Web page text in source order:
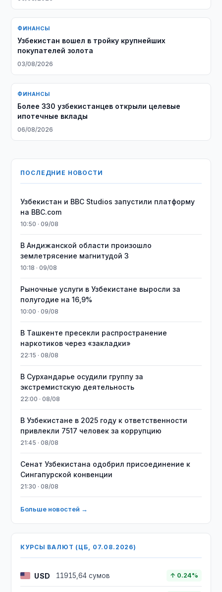
ФИНАНСЫ
Узбекистан вошел в тройку крупнейших
покупателей золота
03/08/2026
ФИНАНСЫ
Более 330 узбекистанцев открыли целевые
ипотечные вклады
06/08/2026
ПОСЛЕДНИЕ НОВОСТИ
Узбекистан и BBC Studios запустили платформу
на BBC.com
10:50 · 09/08
В Андижанской области произошло
землетрясение магнитудой 3
10:18 · 09/08
Рыночные услуги в Узбекистане выросли за
полугодие на 16,9%
10:00 · 09/08
В Ташкенте пресекли распространение
наркотиков через «закладки»
22:15 · 08/08
В Сурхандарье осудили группу за
экстремистскую деятельность
22:00 · 08/08
В Узбекистане в 2025 году к ответственности
привлекли 7517 человек за коррупцию
21:45 · 08/08
Сенат Узбекистана одобрил присоединение к
Сингапурской конвенции
21:30 · 08/08
Больше новостей →
КУРСЫ ВАЛЮТ (ЦБ, 07.08.2026)
USD 11915,64 сумов ↑ 0.24%